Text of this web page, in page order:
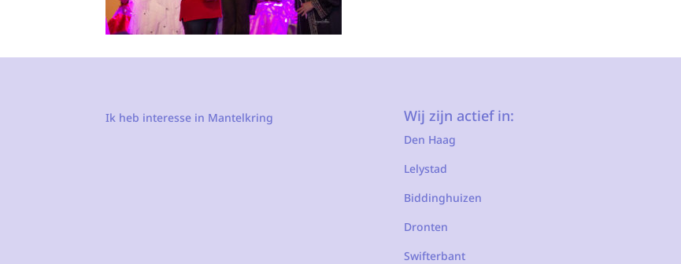
Ik heb interesse in Mantelkring Wij zijn actief in:
Den Haag
Lelystad
Biddinghuizen
Dronten
Swifterbant